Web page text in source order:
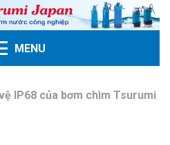
MENU
IP68 của bơm chìm Tsurumi